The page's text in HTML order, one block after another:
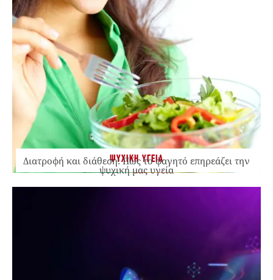
ΨΥΧΙΚΗ ΥΓΕΙΑ
Διατροφή και διάθεση: Πώς το φαγητό επηρεάζει την
ψυχική μας υγεία